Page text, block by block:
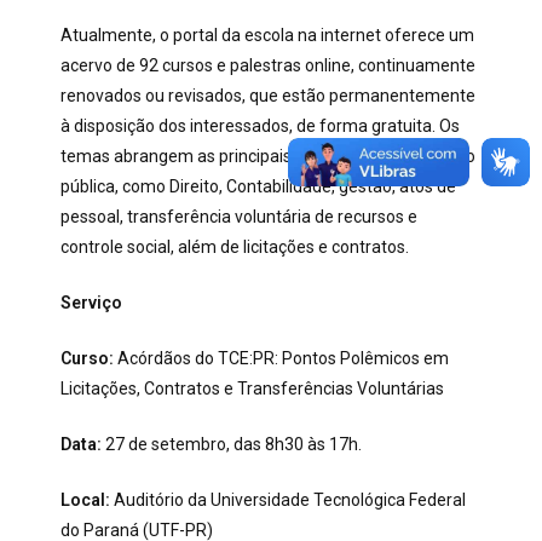
Atualmente, o portal da escola na internet oferece um
acervo de 92 cursos e palestras online, continuamente
renovados ou revisados, que estão permanentemente
à disposição dos interessados, de forma gratuita. Os
temas abrangem as principais áreas da administração
pública, como Direito, Contabilidade, gestão, atos de
pessoal, transferência voluntária de recursos e
controle social, além de licitações e contratos.
Serviço
Curso: Acórdãos do TCE:PR: Pontos Polêmicos em
Licitações, Contratos e Transferências Voluntárias
Data: 27 de setembro, das 8h30 às 17h.
Local: Auditório da Universidade Tecnológica Federal
do Paraná (UTF-PR)